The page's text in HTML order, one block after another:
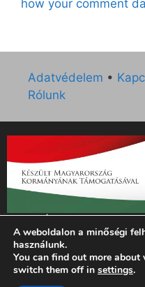
how your comment
Adatvédelem •
Rólunk
„Az Új Ember katolikus
támogatását az EGYH-
szerződés keretében 3
Emberi
A weboldalon a minőségi
használunk.
You can find out more
switch them off in settings.